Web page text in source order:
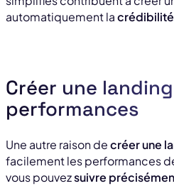
automatiquement la
Créer une
performances
Une autre raison decréer une
facilement les performances
vous pouvezsuivre